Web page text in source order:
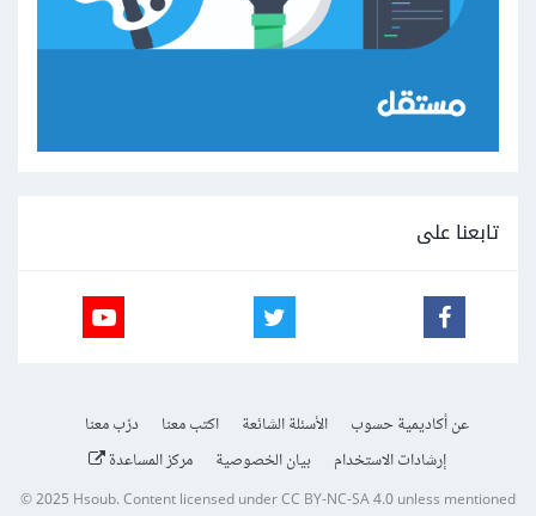
تابعنا على
عن أكاديمية حسوب الأسئلة الشائعة اكتب معنا
درّب معنا
إرشادات الاستخدام
بيان الخصوصية مركز المساعدة
© 2025Hsoub.Content licensed underCC BY-NC-SA 4.0unless mentioned